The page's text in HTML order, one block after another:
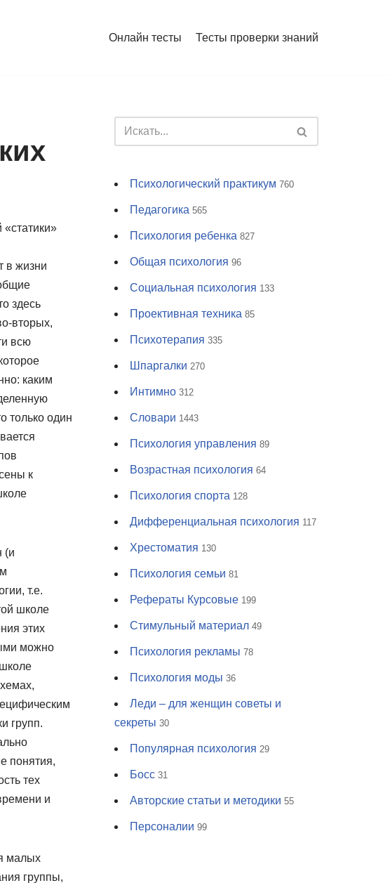
Онлайн тесты Тесты проверки знаний
в жизни
здесь
вторых,
всю
каким
только один
к
(и
т.е.
школе
этих
можно
групп.
понятия,
тех
и
малых
группы,
Психологический практикум 760
Педагогика 565
Психология ребенка 827
Общая психология 96
Социальная психология 133
Проективная техника 85
Психотерапия 335
Шпаргалки 270
Интимно 312
Словари 1443
Психология управления 89
Возрастная психология 64
Психология спорта 128
Дифференциальная психология 117
Хрестоматия 130
Психология семьи 81
Рефераты Курсовые 199
Стимульный материал 49
Психология рекламы 78
Психология моды 36
Леди – для женщин советы и
секреты 30
Популярная психология 29
Босс 31
Авторские статьи и методики 55
Персоналии 99